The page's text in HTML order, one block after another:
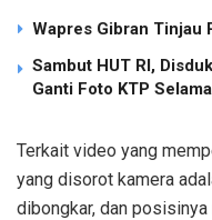
Wapres Gibran Tinjau
Sambut HUT RI,
Ganti Foto KTP
Terkait video yang
yang disorot kamera
dibongkar, dan